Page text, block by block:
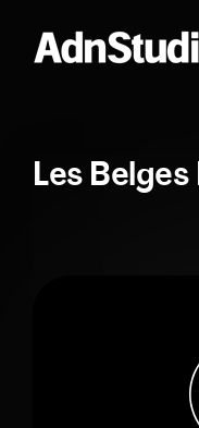
contenu
Les